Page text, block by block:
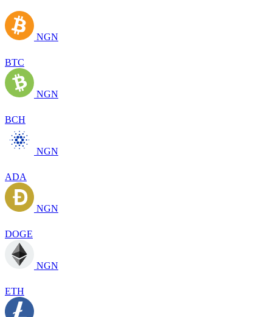
NGN
BTC
NGN
BCH
NGN
ADA
NGN
DOGE
NGN
ETH